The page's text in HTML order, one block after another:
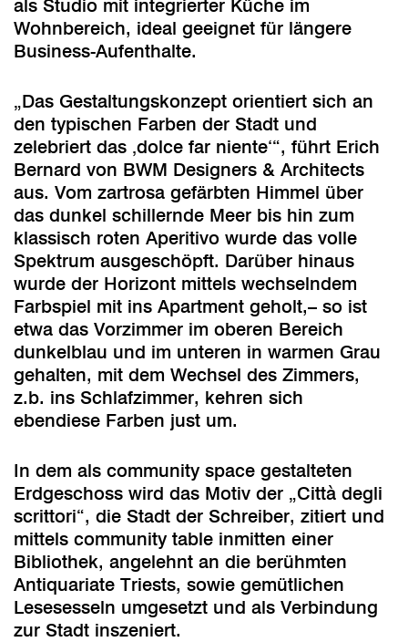
als Studio mit integrierter Küche im
Wohnbereich, ideal geeignet für längere
Business-Aufenthalte.
„Das Gestaltungskonzept orientiert sich an
den typischen Farben der Stadt und
zelebriert das ‚dolce far niente‘“, führt Erich
Bernard von BWM Designers & Architects
aus. Vom zartrosa gefärbten Himmel über
das dunkel schillernde Meer bis hin zum
klassisch roten Aperitivo wurde das volle
Spektrum ausgeschöpft. Darüber hinaus
wurde der Horizont mittels wechselndem
Farbspiel mit ins Apartment geholt,– so ist
etwa das Vorzimmer im oberen Bereich
dunkelblau und im unteren in warmen Grau
gehalten, mit dem Wechsel des Zimmers,
z.b. ins Schlafzimmer, kehren sich
ebendiese Farben just um.
In dem als community space gestalteten
Erdgeschoss wird das Motiv der „Città degli
scrittori“, die Stadt der Schreiber, zitiert und
mittels community table inmitten einer
Bibliothek, angelehnt an die berühmten
Antiquariate Triests, sowie gemütlichen
Lesesesseln umgesetzt und als Verbindung
zur Stadt inszeniert.